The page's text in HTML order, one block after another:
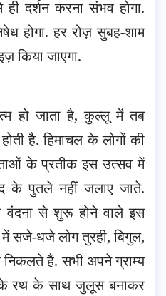
ही दर्शन करना संभव होगा.
होगा. हर रोज़ सुबह-शाम
किया जाएगा.
हो जाता है, कुल्लू में तब
है. हिमाचल के लोगों की
के प्रतीक इस उत्सव में
के पुतले नहीं जलाए जाते.
वंदना से शुरू होने वाले इस
में सजे-धजे लोग तुरही, बिगुल,
हैं. सभी अपने ग्राम्य
रथ के साथ जुलूस बनाकर